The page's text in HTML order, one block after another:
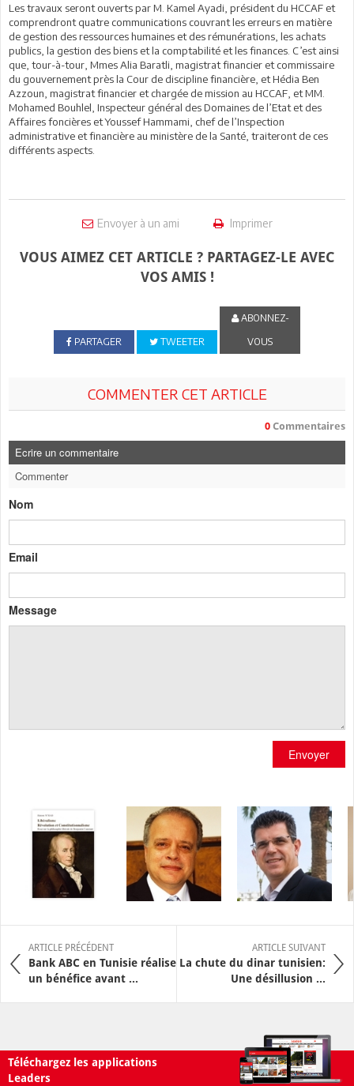
Les travaux seront ouverts par M. Kamel Ayadi, président du HCCAF et
comprendront quatre communications couvrant les erreurs en matière
de gestion des ressources humaines et des rémunérations, les achats
publics, la gestion des biens et la comptabilité et les finances. C’est ainsi
que, tour-à-tour, Mmes Alia Baratli, magistrat financier et commissaire
du gouvernement près la Cour de discipline financière, et Hédia Ben
Azzoun, magistrat financier et chargée de mission au HCCAF, et MM.
Mohamed Bouhlel, Inspecteur général des Domaines de l’Etat et des
Affaires foncières et Youssef Hammami, chef de l’Inspection
administrative et financière au ministère de la Santé, traiteront de ces
différents aspects.
Envoyer à un ami Imprimer
VOUS AIMEZ CET ARTICLE ? PARTAGEZ-LE AVEC
VOS AMIS !
PARTAGER TWEETER
ABONNEZ-
VOUS
COMMENTER CET ARTICLE
0 Commentaires
Ecrire un commentaire
Commenter
Nom
Email
Message
Envoyer
ARTICLE PRÉCÉDENT
Bank ABC en Tunisie réalise
un bénéfice avant ...
ARTICLE SUIVANT
La chute du dinar tunisien:
Une désillusion ...
Téléchargez les applications
Leaders